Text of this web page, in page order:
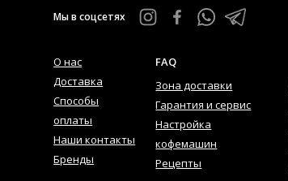
Мы в соцсетях
О нас
Доставка
Способы
оплаты
Наши контакты
Бренды
FAQ
Зона доставки
Гарантия и сервис
Настройка
кофемашин
Рецепты